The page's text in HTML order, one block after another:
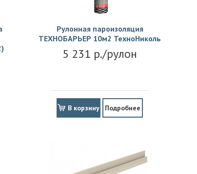
Рулонная пароизоляция
ТЕХНОБАРЬЕР 10м2 ТехноНиколь
5 231 р./рулон
В корзину Подробнее